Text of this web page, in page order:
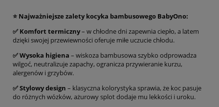
⭐ Najważniejsze zalety kocyka bambusowego BabyOno:
✅ Komfort termiczny– w chłodne dni zapewnia ciepło, a latem
dzięki swojej przewiewności oferuje miłe uczucie chłodu.
✅ Wysoka higiena – wiskoza bambusowa szybko odprowadza
wilgoć, neutralizuje zapachy, ogranicza przywieranie kurzu,
alergenów i grzybów.
✅ Stylowy design – klasyczna kolorystyka sprawia, że koc pasuje
do różnych wózków, ażurowy splot dodaje mu lekkości i uroku.